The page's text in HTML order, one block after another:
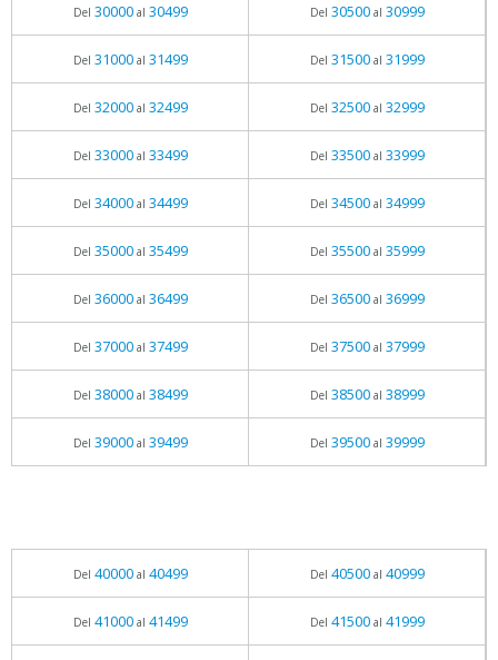
Del 30000al 30499 Del 30500al 30999
Del 31000al 31499 Del 31500al 31999
Del 32000al 32499 Del 32500al 32999
Del 33000al 33499 Del 33500al 33999
Del 34000al 34499 Del 34500al 34999
Del 35000al 35499 Del 35500al 35999
Del 36000al 36499 Del 36500al 36999
Del 37000al 37499 Del 37500al 37999
Del 38000al 38499 Del 38500al 38999
Del 39000al 39499 Del 39500al 39999
Del 40000al 40499 Del 40500al 40999
Del 41000al 41499 Del 41500al 41999